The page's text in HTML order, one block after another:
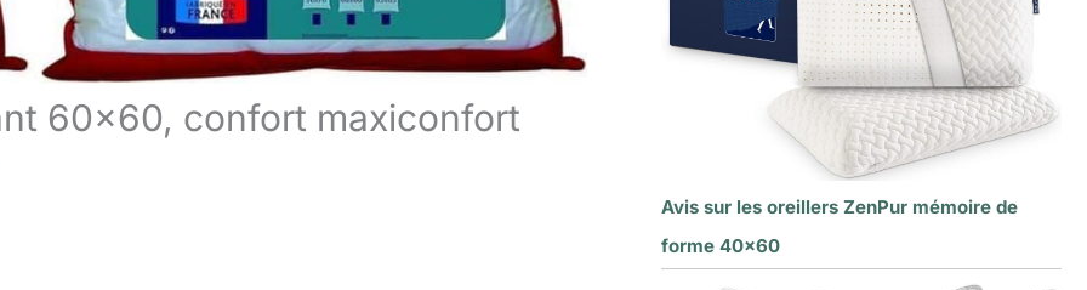
60×60, confort maxiconfort
Avis sur les oreillers ZenPur mémoire de
forme 40×60